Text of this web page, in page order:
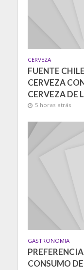
CERVEZA
FUENTE
CERVEZA
CERVEZA DE
5 horas atrás
GASTRONOMIA
CONSUMO